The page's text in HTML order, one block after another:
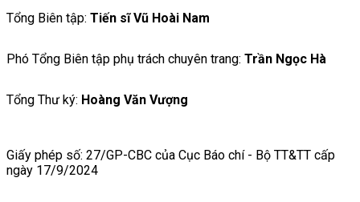
Tổng Biên tập: Tiến sĩ Vũ Hoài Nam
Phó Tổng Biên tập phụ trách chuyên trang: Trần Ngọc Hà
Tổng Thư ký: Hoàng Văn Vượng
Giấy phép số: 27/GP-CBC của Cục Báo chí - Bộ TT&TT cấp
ngày 17/9/2024